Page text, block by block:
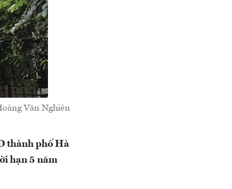
Văn Nghiên
thành phố Hà
hạn 5 năm